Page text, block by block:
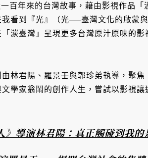
百年來的台灣故事，藉由影視作品「
看到『光』（光──臺灣文化的啟蒙
湠臺灣」呈現更多台灣原汁原味的影
林君陽、羅景壬與郭珍弟執導，聚焦
學家翁鬧的創作人生，嘗試以影視讓
導演林君陽：真正觸碰到我的